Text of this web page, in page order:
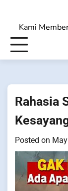
contentKami
Rahasia
Posted on